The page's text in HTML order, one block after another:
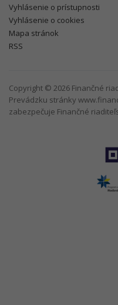
Vyhlásenie o prístupnosti
Vyhlásenie o cookies
Mapa stránok
RSS
Copyright © 2026 Finančné
Prevádzku stránky
zabezpečuje Finančné